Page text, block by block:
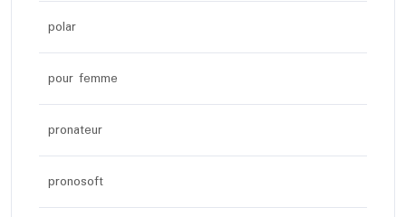
polar
pour femme
pronateur
pronosoft